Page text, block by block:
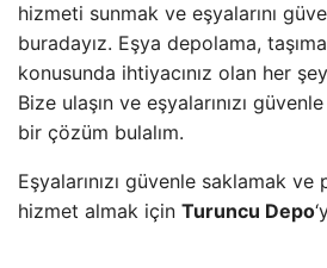
hizmeti sunmak ve eşyalarını
buradayız. Eşya depolama,
konusunda ihtiyacınız olan her
Bize ulaşın ve eşyalarınızı
bir çözüm bulalım.
Eşyalarınızı güvenle saklamak
hizmet almak için Turuncu Depo